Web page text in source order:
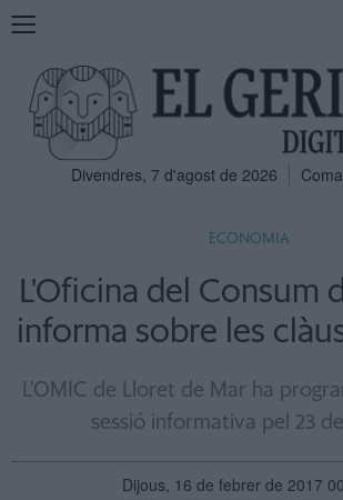
Mostra
navegació
Divendres, 7 d'agost de 2026
ECONOMIA
L'Oficina del Consum
informa sobre les
L’OMIC de Lloret de Mar ha
sessió informativa pel 23
Dijous, 16 de febrer de 2017